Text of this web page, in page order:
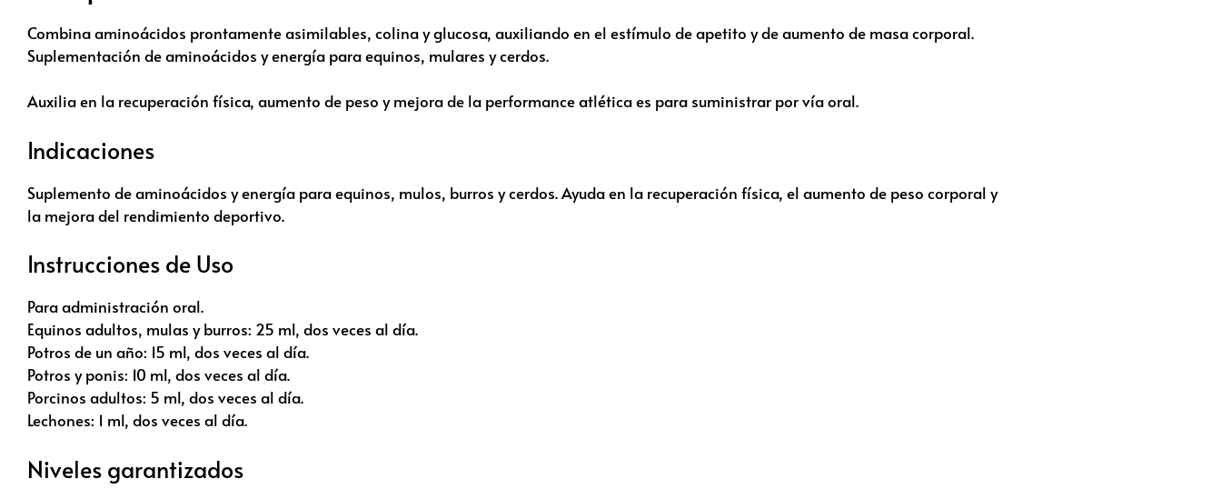
Combina aminoácidos prontamente asimilables, colina y glucosa, auxiliando en el estímulo de apetito y de aumento de masa corporal.
Suplementación de aminoácidos y energía para equinos, mulares y cerdos.
Auxilia en la recuperación física, aumento de peso y mejora de la performance atlética es para suministrar por vía oral.
Indicaciones
Suplemento de aminoácidos y energía para equinos, mulos, burros y cerdos. Ayuda en la recuperación física, el aumento de peso corporal y
la mejora del rendimiento deportivo.
Instrucciones de Uso
Para administración oral.
Equinos adultos, mulas y burros: 25 ml, dos veces al día.
Potros de un año: 15 ml, dos veces al día.
Potros y ponis: 10 ml, dos veces al día.
Porcinos adultos: 5 ml, dos veces al día.
Lechones: 1 ml, dos veces al día.
Niveles garantizados